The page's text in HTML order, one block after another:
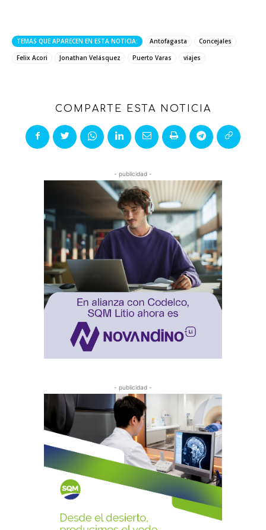
TEMAS QUE APARECEN EN ESTA NOTICIA: Antofagasta
Concejales
Felix Acori
Jonathan Velásquez Puerto Varas viajes
COMPARTE ESTA NOTICIA
- publicidad -
- publicidad -